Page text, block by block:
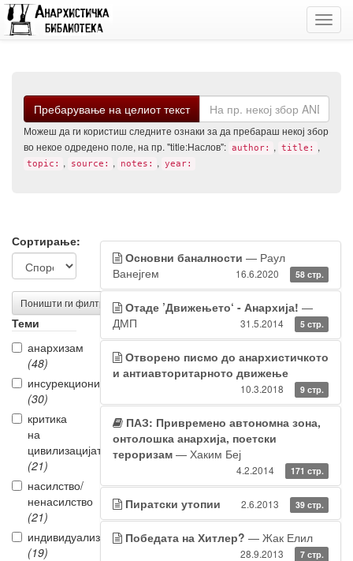
Пребарување на целиот текст
Можеш да ги користиш следните ознаки за да пребараш некој збор
во некое одредено поле, на пр. "title:Наслов": author: , title: ,
topic: , source: , notes: , year:
Филтрирање
на
резултатите
Сортирање:
Поништи ги филтрите
Теми
анархизам
(48)
инсурекционизам
(30)
критика
на
цивилизацијата
(21)
насилство/
ненасилство
(21)
индивидуализам
(19)
Резултати
од
пребарувањето
Основни баналности — Раул
Ванејгем
16.6.2020 58 стр.
Отаде ’Движењето‘ - Анархија! —
ДМП
31.5.2014 5 стр.
Отворено писмо до анархистичкото
и антиавторитарното движење
10.3.2018 9 стр.
ПАЗ: Привремено автономна зона,
онтолошка анархија, поетски
тероризам — Хаким Беј
4.2.2014 171 стр.
Пиратски утопии 2.6.2013 39 стр.
Победата на Хитлер? — Жак Елил
28.9.2013 7 стр.